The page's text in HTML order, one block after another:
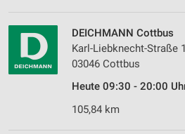
DEICHMANN Cottbus
Karl-Liebknecht-Straße
03046 Cottbus
Heute 09:30 - 20:00
105,84 km